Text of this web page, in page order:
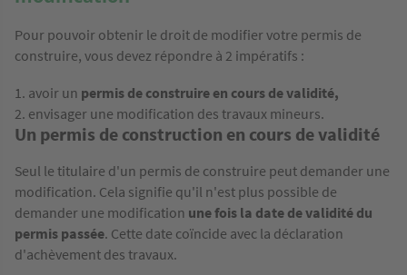
Pour pouvoir obtenir le droit de modifier votre permis de
construire, vous devez répondre à 2 impératifs :
avoir un permis de construire en cours de validité,
envisager une modification des travaux mineurs.
Un permis de construction en cours de validité
Seul le titulaire d'un permis de construire peut demander une
modification. Cela signifie qu'il n'est plus possible de
demander une modification une fois la date de validité du
permis passée. Cette date coïncide avec la déclaration
d'achèvement des travaux.